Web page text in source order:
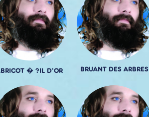
� ?IL D'OR BRUANT DES ARBRES